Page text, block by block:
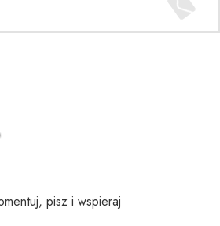
pisz i wspieraj